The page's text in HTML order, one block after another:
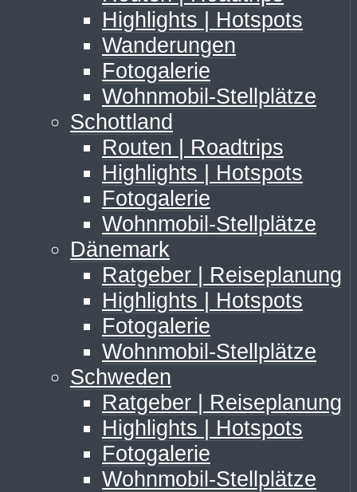
Highlights | Hotspots
Wanderungen
Fotogalerie
Wohnmobil-Stellplätze
Schottland
Routen | Roadtrips
Highlights | Hotspots
Fotogalerie
Wohnmobil-Stellplätze
Dänemark
Ratgeber | Reiseplanung
Highlights | Hotspots
Fotogalerie
Wohnmobil-Stellplätze
Schweden
Ratgeber | Reiseplanung
Highlights | Hotspots
Fotogalerie
Wohnmobil-Stellplätze